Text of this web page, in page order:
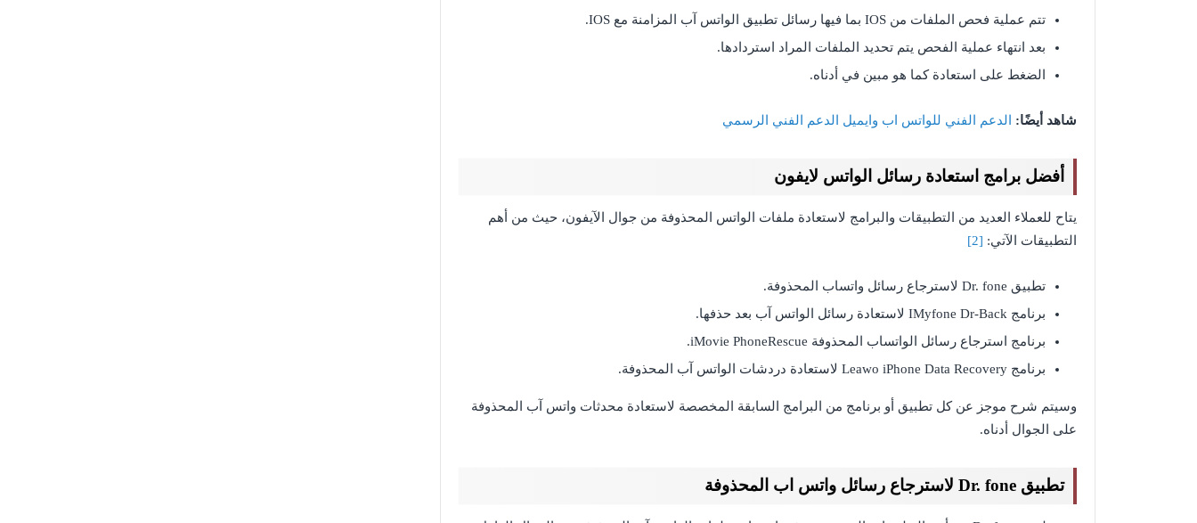
تتم عملية فحص الملفات من IOS بما فيها رسائل تطبيق الواتس آب المزامنة مع IOS.
بعد انتهاء عملية الفحص يتم تحديد الملفات المراد استردادها.
الضغط على استعادة كما هو مبين في أدناه.
شاهد أيضًا: الدعم الفني للواتس اب وايميل الدعم الفني الرسمي
أفضل برامج استعادة رسائل الواتس لايفون
يتاح للعملاء العديد من التطبيقات والبرامج لاستعادة ملفات الواتس المحذوفة من جوال الآيفون، حيث من أهم
التطبيقات الآتي: [2]
تطبيق Dr. fone لاسترجاع رسائل واتساب المحذوفة.
برنامج IMyfone Dr-Back لاستعادة رسائل الواتس آب بعد حذفها.
برنامج استرجاع رسائل الواتساب المحذوفة iMovie PhoneRescue.
برنامج Leawo iPhone Data Recovery لاستعادة دردشات الواتس آب المحذوفة.
وسيتم شرح موجز عن كل تطبيق أو برنامج من البرامج السابقة المخصصة لاستعادة محدثات واتس آب المحذوفة
على الجوال أدناه.
تطبيق Dr. fone لاسترجاع رسائل واتس اب المحذوفة